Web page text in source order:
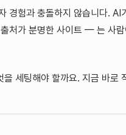
경험과 충돌하지 않습니다.
처가 분명한 사이트 — 는 사
을 세팅해야 할까요. 지금 바로